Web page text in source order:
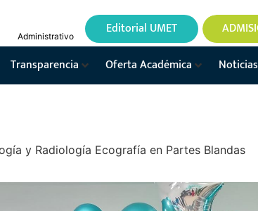
Administrativo Editorial UMET
Transparencia Oferta Académica
y Radiología Ecografía en Partes Blandas